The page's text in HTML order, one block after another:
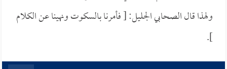
ولهذا قال الصحابي الجليل: [ فأمرنا بالسكوت ونهينا عن الكلام
].